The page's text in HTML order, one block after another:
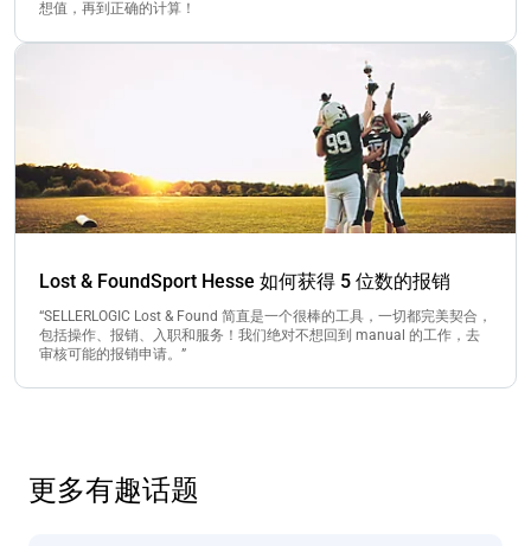
想值，再到正确的计算！
Lost & FoundSport Hesse 如何获得 5 位数的报销
“SELLERLOGIC Lost & Found 简直是一个很棒的工具，一切都完美契合，
包括操作、报销、入职和服务！我们绝对不想回到 manual 的工作，去
审核可能的报销申请。”
更多有趣话题